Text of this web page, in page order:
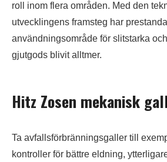
roll inom flera områden. Med den
utvecklingens framsteg har
användningsområde för slitstarka
gjutgods blivit alltmer.
Hitz Zosen mekanisk
Ta avfallsförbränningsgaller till
kontroller för bättre eldning,